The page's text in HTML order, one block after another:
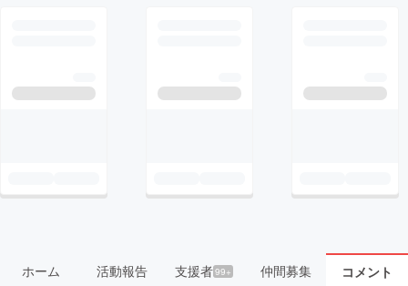
ホーム 活動報告 支援者99+ 仲間募集 コメント